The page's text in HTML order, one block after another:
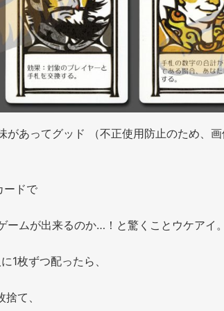
があってグッド （不正使用防止のため、
ードで
ームが出来るのか…！と驚くことウケアイ。
1枚ずつ配ったら、
て、